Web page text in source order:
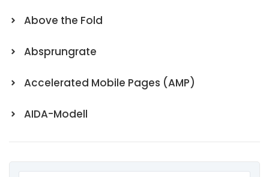
Above the Fold
Absprungrate
Accelerated Mobile Pages (AMP)
AIDA-Modell